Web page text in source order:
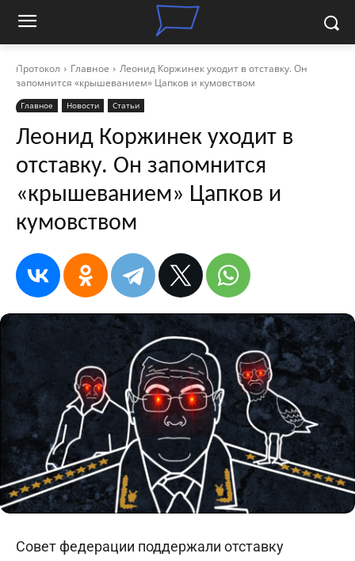
Протокол Главное
Леонид Коржинек уходит в отставку. Он
запомнится «крышеванием» Цапков и кумовством
Главное Новости Статьи
Леонид Коржинек уходит в
отставку. Он запомнится
«крышеванием» Цапков и
кумовством
Cовет федерации поддержали отставку